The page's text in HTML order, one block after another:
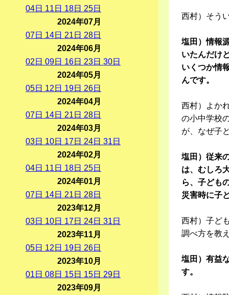
西村）そう
塩田）情報
いたんだけ
いくつか情
んです。
西村）よか
の小中学校
が、なぜ子
塩田）従来
は、むしろ
ら、子ども
災害時に子
西村）子ど
調べ方を教
塩田）有益
す。
04日 11 日 18日 25日
2024年07月
07日 14日 21 日 28日
2024年06月
02 日 09日 16日 23日 30日
2024年05月
05日 12 日 19日 26日
2024年04月
07日 14日 21 日 28日
2024年03月
03日 10日 17日 24日 31 日
2024年02月
04日 11 日 18日 25日
2024年01月
07日 14日 21 日 28日
2023年12月
03日 10日 17日 24日 31 日
2023年11月
05日 12 日 19日 26日
2023年10月
01 日 08日 15日 15日 29日
2023年09月